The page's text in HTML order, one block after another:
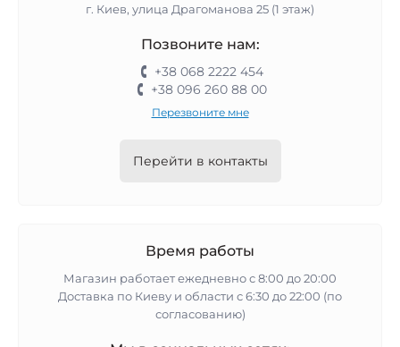
г. Киев, улица Драгоманова 25 (1 этаж)
Позвоните нам:
+38 068 2222 454
+38 096 260 88 00
Перезвоните мне
Перейти в контакты
Время работы
Магазин работает ежедневно с 8:00 до 20:00
Доставка по Киеву и области с 6:30 до 22:00 (по
согласованию)